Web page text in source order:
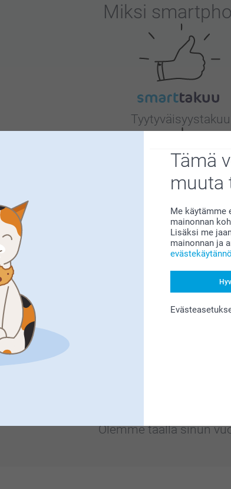
Tämä
muuta
Me käytämme
mainonnan
Lisäksi me
mainonnan ja
Miksi
Tyytyväisyystakuu
Bonusta kaikista
Olemme täällä sinun